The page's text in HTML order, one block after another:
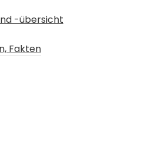
-übersicht
Fakten